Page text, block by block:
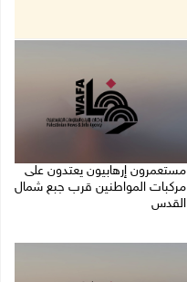
مستعمرون إرهابيون يعتدون على
مركبات المواطنين قرب جبع شمال
القدس